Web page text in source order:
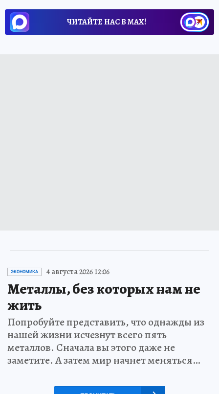
ЧИТАЙТЕ НАС В МАХ!
ЭКОНОМИКА 4 августа 2026 12:06
Металлы, без которых нам не
жить
Попробуйте представить, что однажды из
нашей жизни исчезнут всего пять
металлов. Сначала вы этого даже не
заметите. А затем мир начнет меняться…